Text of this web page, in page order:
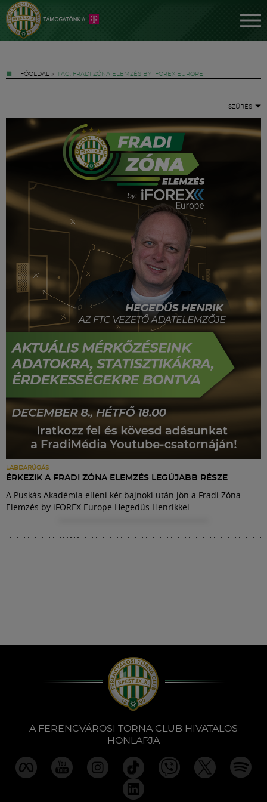
FŐOLDAL » TAG: FRADI ZÓNA ELEMZÉS BY IFOREX EUROPE
SZŰRÉS
LABDARÚGÁS
ÉRKEZIK A FRADI ZÓNA ELEMZÉS LEGÚJABB RÉSZE
A Puskás Akadémia elleni két bajnoki után jön a Fradi Zóna
Elemzés by iFOREX Europe Hegedűs Henrikkel.
A FERENCVÁROSI TORNA CLUB HIVATALOS
HONLAPJA
Jegyek
FM YouTube +
Hírek
Labdarúgás
Szakosztályok
Meccscenter
Klub
Szolgáltatások
Shop
Közösség
Múzeum